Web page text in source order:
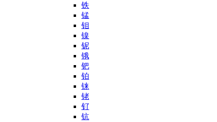
铁
锰
钼
镍
铌
锇
钯
铂
铼
铑
钌
钪